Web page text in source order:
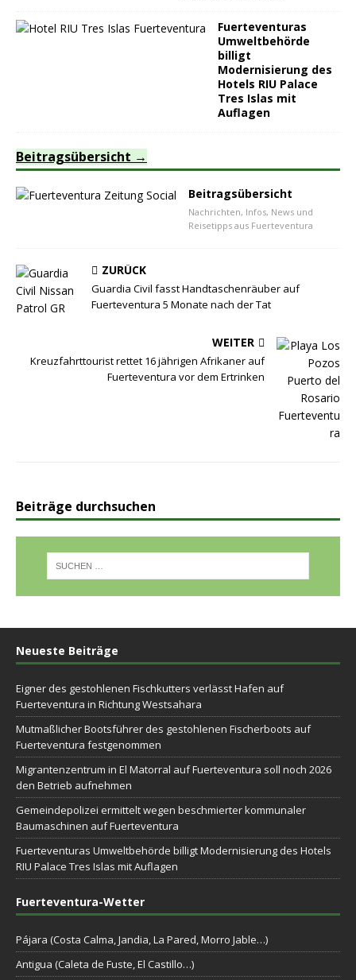
Fuerteventuras
Umweltbehörde
billigt
Modernisierung des
Hotels RIU Palace
Tres Islas mit
Auflagen
Beitragsübersicht
Beitragsübersicht
Nachrichten, Infos, News und
Reisetipps aus Fuerteventura
ZURÜCK
Guardia Civil fasst Handtaschenräuber auf
Fuerteventura 5 Monate nach der Tat
WEITER
Kreuzfahrttourist rettet 16 jährigen Afrikaner auf
Fuerteventura vor dem Ertrinken
Beiträge durchsuchen
Neueste Beiträge
Eigner des gestohlenen Fischkutters verlässt Hafen auf
Fuerteventura in Richtung Westsahara
Mutmaßlicher Bootsführer des gestohlenen Fischerboots auf
Fuerteventura festgenommen
Migrantenzentrum in El Matorral auf Fuerteventura soll noch 2026
den Betrieb aufnehmen
Gemeindepolizei ermittelt wegen beschmierter kommunaler
Baumaschinen auf Fuerteventura
Fuerteventuras Umweltbehörde billigt Modernisierung des Hotels
RIU Palace Tres Islas mit Auflagen
Fuerteventura-Wetter
Pájara (Costa Calma, Jandia, La Pared, Morro Jable…)
Antigua (Caleta de Fuste, El Castillo…)